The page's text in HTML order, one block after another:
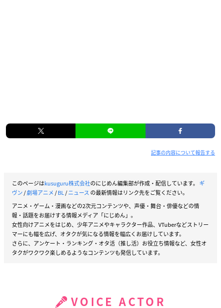
記事の内容について報告する
このページはkusuguru株式会社のにじめん編集部が作成・配信しています。 ギ
ヴン/劇場アニメ/BL/ニュース の最新情報はリンク先をご覧ください。
アニメ・ゲーム・漫画などの2次元コンテンツや、声優・舞台・俳優などの情
報・話題をお届けする情報メディア「にじめん」。
女性向けアニメをはじめ、少年アニメやキャラクター作品、VTuberなどストリー
マーにも幅を広げ、オタクが気になる情報を幅広くお届けしています。
さらに、アンケート・ランキング・オタ活（推し活）お役立ち情報など、女性オ
タクがワクワク楽しめるようなコンテンツも発信しています。
VOICE ACTOR